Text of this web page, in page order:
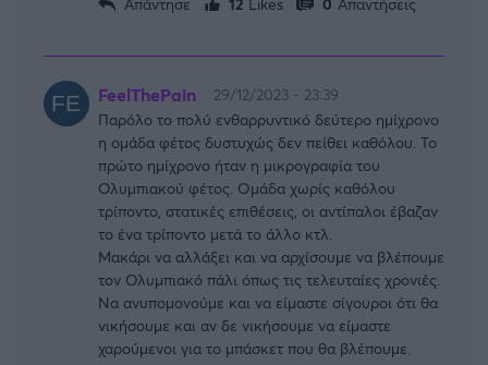
Απάντησε
12 Likes 0 Απαντήσεις
FeelThePain
29/12/2023 - 23:39
Παρόλο το πολύ ενθαρρυντικό δεύτερο ημίχρονο
η ομάδα φέτος δυστυχώς δεν πείθει καθόλου. Το
πρώτο ημίχρονο ήταν η μικρογραφία του
Ολυμπιακού φέτος. Ομάδα χωρίς καθόλου
τρίποντο, στατικές επιθέσεις, οι αντίπαλοι έβαζαν
το ένα τρίποντο μετά το άλλο κτλ.
Μακάρι να αλλάξει και να αρχίσουμε να βλέπουμε
τον Ολυμπιακό πάλι όπως τις τελευταίες χρονιές.
Να ανυπομονούμε και να είμαστε σίγουροι ότι θα
νικήσουμε και αν δε νικήσουμε να είμαστε
χαρούμενοι για το μπάσκετ που θα βλέπουμε.